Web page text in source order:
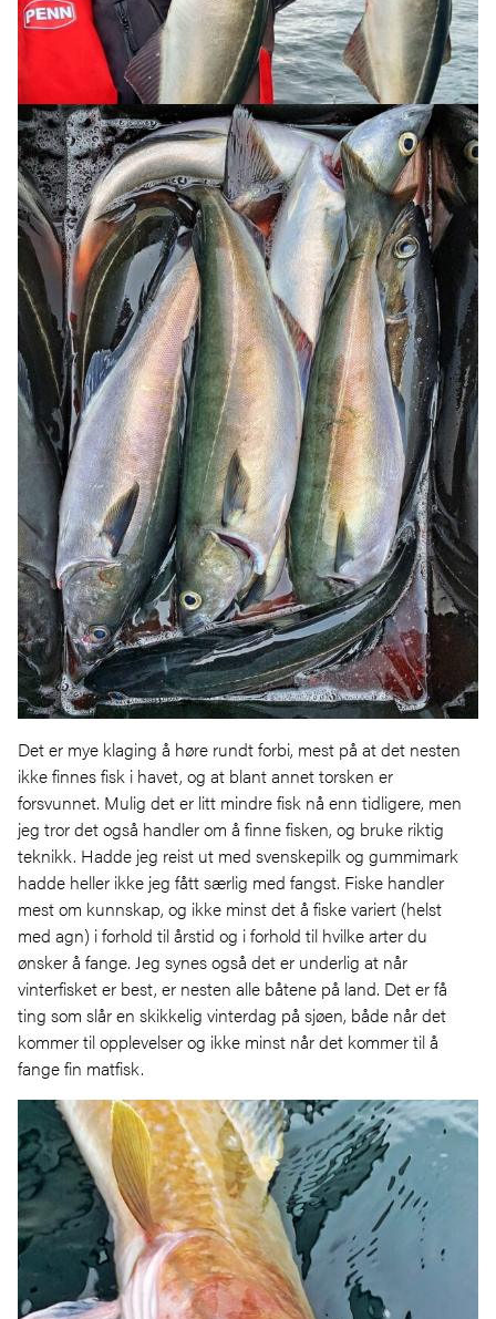
Det er mye klaging å høre rundt forbi, mest på at det nesten
ikke finnes fisk i havet, og at blant annet torsken er
forsvunnet. Mulig det er litt mindre fisk nå enn tidligere, men
jeg tror det også handler om å finne fisken, og bruke riktig
teknikk. Hadde jeg reist ut med svenskepilk og gummimark
hadde heller ikke jeg fått særlig med fangst. Fiske handler
mest om kunnskap, og ikke minst det å fiske variert (helst
med agn) i forhold til årstid og i forhold til hvilke arter du
ønsker å fange. Jeg synes også det er underlig at når
vinterfisket er best, er nesten alle båtene på land. Det er få
ting som slår en skikkelig vinterdag på sjøen, både når det
kommer til opplevelser og ikke minst når det kommer til å
fange fin matfisk.